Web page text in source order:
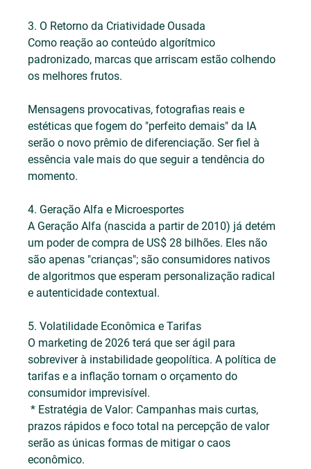
3. O Retorno da Criatividade Ousada
Como reação ao conteúdo algorítmico
padronizado, marcas que arriscam estão colhendo
os melhores frutos.
Mensagens provocativas, fotografias reais e
estéticas que fogem do "perfeito demais" da IA
serão o novo prêmio de diferenciação. Ser fiel à
essência vale mais do que seguir a tendência do
momento.
4. Geração Alfa e Microesportes
A Geração Alfa (nascida a partir de 2010) já detém
um poder de compra de US$ 28 bilhões. Eles não
são apenas "crianças"; são consumidores nativos
de algoritmos que esperam personalização radical
e autenticidade contextual.
5. Volatilidade Econômica e Tarifas
O marketing de 2026 terá que ser ágil para
sobreviver à instabilidade geopolítica. A política de
tarifas e a inflação tornam o orçamento do
consumidor imprevisível.
* Estratégia de Valor: Campanhas mais curtas,
prazos rápidos e foco total na percepção de valor
serão as únicas formas de mitigar o caos
econômico.